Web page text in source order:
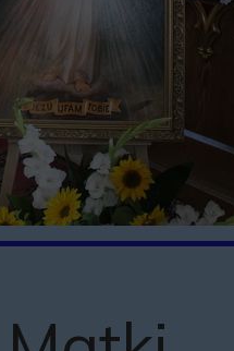
Dzwony w
Historia
Historia
Misja ks.
Remont